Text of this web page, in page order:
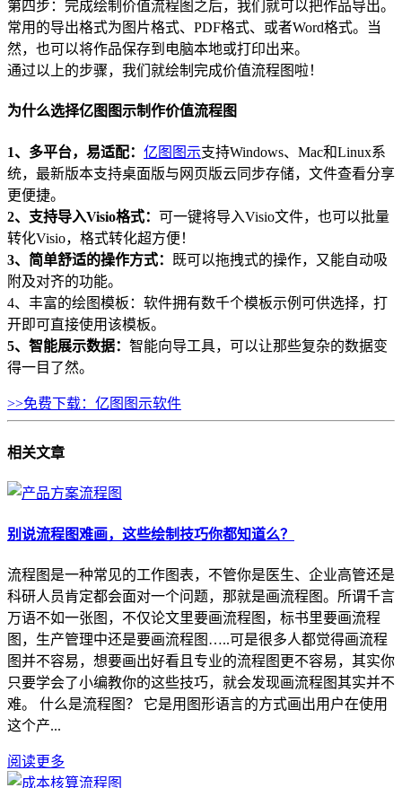
第四步：完成绘制价值流程图之后，我们就可以把作品导出。
常用的导出格式为图片格式、PDF格式、或者Word格式。当
然，也可以将作品保存到电脑本地或打印出来。
通过以上的步骤，我们就绘制完成价值流程图啦！
为什么选择亿图图示制作价值流程图
1、多平台，易适配： 亿图图示支持Windows、Mac和Linux系
统，最新版本支持桌面版与网页版云同步存储，文件查看分享
更便捷。
2、支持导入Visio格式： 可一键将导入Visio文件，也可以批量
转化Visio，格式转化超方便！
3、简单舒适的操作方式：
既可以拖拽式的操作，又能自动吸
附及对齐的功能。
4、丰富的绘图模板：软件拥有数千个模板示例可供选择，打
开即可直接使用该模板。
5、智能展示数据： 智能向导工具，可以让那些复杂的数据变
得一目了然。
>>免费下载：亿图图示软件
相关文章
别说流程图难画，这些绘制技巧你都知道么？
流程图是一种常见的工作图表，不管你是医生、企业高管还是
科研人员肯定都会面对一个问题，那就是画流程图。所谓千言
万语不如一张图，不仅论文里要画流程图，标书里要画流程
图，生产管理中还是要画流程图…..可是很多人都觉得画流程
图并不容易，想要画出好看且专业的流程图更不容易，其实你
只要学会了小编教你的这些技巧，就会发现画流程图其实并不
难。 什么是流程图？ 它是用图形语言的方式画出用户在使用
这个产...
阅读更多